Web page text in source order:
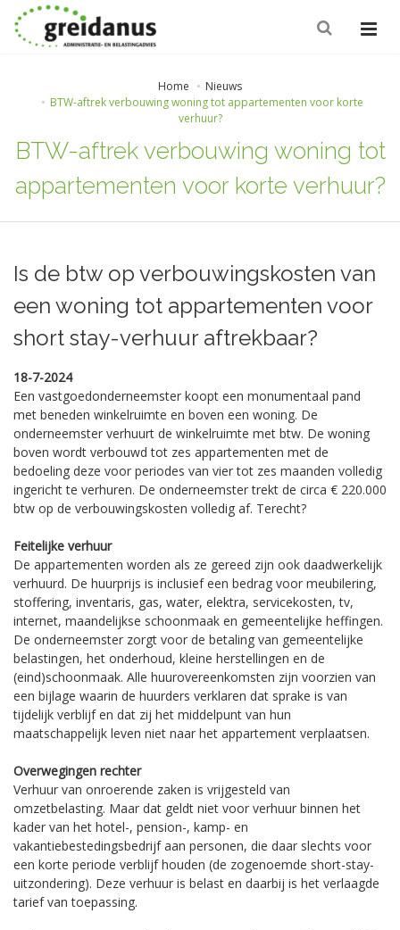
Home
Nieuws
BTW-aftrek verbouwing woning tot appartementen voor korte
verhuur?
BTW-aftrek verbouwing woning tot
appartementen voor korte verhuur?
Is de btw op verbouwingskosten van
een woning tot appartementen voor
short stay-verhuur aftrekbaar?
18-7-2024
Een vastgoedonderneemster koopt een monumentaal pand
met beneden winkelruimte en boven een woning. De
onderneemster verhuurt de winkelruimte met btw. De woning
boven wordt verbouwd tot zes appartementen met de
bedoeling deze voor periodes van vier tot zes maanden volledig
ingericht te verhuren. De onderneemster trekt de circa € 220.000
btw op de verbouwingskosten volledig af. Terecht?
Feitelijke verhuur
De appartementen worden als ze gereed zijn ook daadwerkelijk
verhuurd. De huurprijs is inclusief een bedrag voor meubilering,
stoffering, inventaris, gas, water, elektra, servicekosten, tv,
internet, maandelijkse schoonmaak en gemeentelijke heffingen.
De onderneemster zorgt voor de betaling van gemeentelijke
belastingen, het onderhoud, kleine herstellingen en de
(eind)schoonmaak. Alle huurovereenkomsten zijn voorzien van
een bijlage waarin de huurders verklaren dat sprake is van
tijdelijk verblijf en dat zij het middelpunt van hun
maatschappelijk leven niet naar het appartement verplaatsen.
Overwegingen rechter
Verhuur van onroerende zaken is vrijgesteld van
omzetbelasting. Maar dat geldt niet voor verhuur binnen het
kader van het hotel-, pension-, kamp- en
vakantiebestedingsbedrijf aan personen, die daar slechts voor
een korte periode verblijf houden (de zogenoemde short-stay-
uitzondering). Deze verhuur is belast en daarbij is het verlaagde
tarief van toepassing.